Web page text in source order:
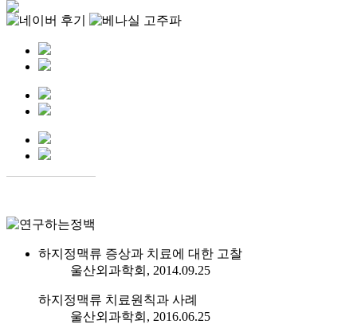
하지정맥류 증상과 치료에 대한 고찰
울산외과학회, 2014.09.25
하지정맥류 치료원칙과 사례
울산외과학회, 2016.06.25